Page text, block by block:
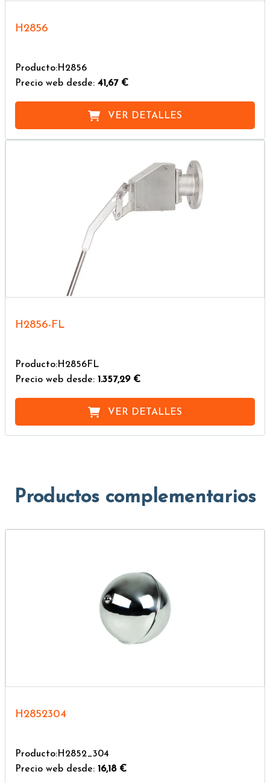
H2856
Producto:H2856
Precio web desde: 41,67 €
VER DETALLES
H2856-FL
Producto:H2856FL
Precio web desde: 1.357,29 €
VER DETALLES
Productos complementarios
H2852304
Producto:H2852_304
Precio web desde: 16,18 €